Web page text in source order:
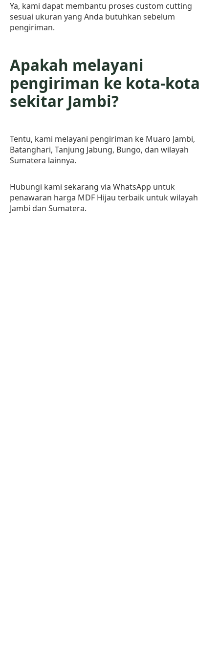
Ya, kami dapat membantu proses custom cutting
sesuai ukuran yang Anda butuhkan sebelum
pengiriman.
Apakah melayani
pengiriman ke kota-kota
sekitar Jambi?
Tentu, kami melayani pengiriman ke Muaro Jambi,
Batanghari, Tanjung Jabung, Bungo, dan wilayah
Sumatera lainnya.
Hubungi kami sekarang via WhatsApp untuk
penawaran harga MDF Hijau terbaik untuk wilayah
Jambi dan Sumatera.